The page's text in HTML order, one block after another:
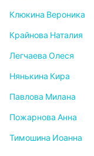
Клюкина Вероника
Крайнова Наталия
Легчаева Олеся
Нянькина Кира
Павлова Милана
Пожарнова Анна
Тимошина Иоанна